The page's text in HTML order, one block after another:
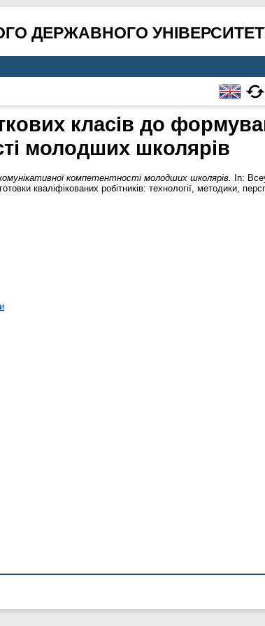
ДЕРЖАВНОГО
класів до
молодших школярів
компетентності молодших школярів.
In:
кваліфікованих робітників: технології, методики,